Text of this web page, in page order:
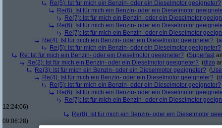
Re(5): Ist für mich ein Benzin- oder ein Dieselmotor geeigneter?
Re(6): Ist für mich ein Benzin- oder ein Dieselmotor
Re(7): Ist für mich ein Benzin- oder ein Dieselmotor
Re(6): Ist für mich ein Benzin- oder ein Dieselmotor
Re(7): Ist für mich ein Benzin- oder ein Dieselmotor
Re(4): Ist für mich ein Benzin- oder ein Dieselmotor geeigneter? (
Re(5): Ist für mich ein Benzin- oder ein Dieselmotor geeigneter?
Re: Ist für mich ein Benzin- oder ein Dieselmotor geeigneter? (Superfast
Re(2): Ist für mich ein Benzin- oder ein Dieselmotor geeigneter? (dizo
Re(3): Ist für mich ein Benzin- oder ein Dieselmotor geeigneter? (
Re(4): Ist für mich ein Benzin- oder ein Dieselmotor geeigneter? (
Re(5): Ist für mich ein Benzin- oder ein Dieselmotor geeigneter?
Re(6): Ist für mich ein Benzin- oder ein Dieselmotor
Re(7): Ist für mich ein Benzin- oder ein Dieselmotor
12:24:06)
Re(8): Ist für mich ein Benzin- oder ein Dieselmotor
09:06:28)